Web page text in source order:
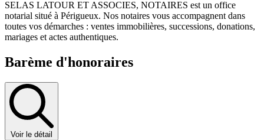
SELAS LATOUR ET ASSOCIES, NOTAIRES est un office
notarial situé à Périgueux. Nos notaires vous accompagnent dans
toutes vos démarches : ventes immobilières, successions, donations,
mariages et actes authentiques.
Barème d'honoraires
Voir le détail